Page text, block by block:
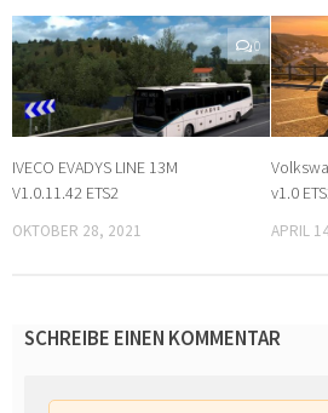
0
IVECO EVADYS LINE 13M
V1.0.11.42 ETS2
OKTOBER 28, 2021
v1.0
APRIL
SCHREIBE EINEN KOMMENTAR